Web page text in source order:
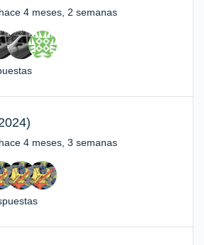
hace 4 meses, 2 semanas
hace 4 meses, 3 semanas